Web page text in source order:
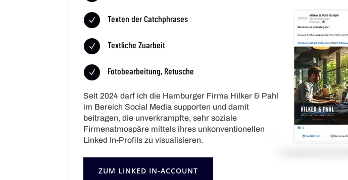
N Texten der Catchphrases
N Textliche Zuarbeit
N Fotobearbeitung, Retusche
Seit 2024 darf ich die Hamburger Firma Hilker & Pahl
im Bereich Social Media supporten und damit
beitragen, die unverkrampfte, sehr soziale
Firmenatmospäre mittels ihres unkonventionellen
Linked In-Profils zu visualisieren.
ZUM LINKED IN-ACCOUNT